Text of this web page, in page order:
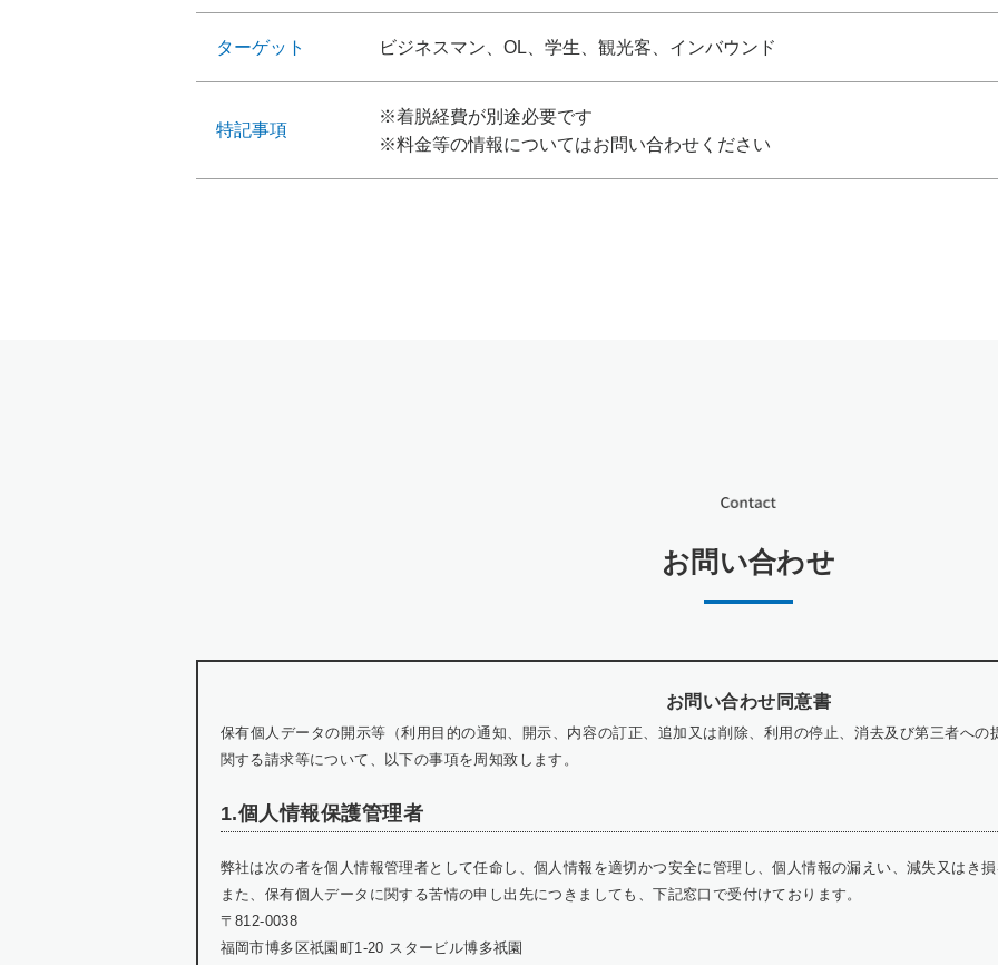
ターゲット ビジネスマン、OL、学生、観光客、インバウンド
特記事項
※着脱経費が別途必要です
※料金等の情報についてはお問い合わせください
お問い合わせ
お問い合わせ同意書
保有個人データの開示等（利用目的の通知、開示、内容の訂正、追加又は削除、利用の停止、消去及び第三者へ
関する請求等について、以下の事項を周知致します。
1.個人情報保護管理者
弊社は次の者を個人情報管理者として任命し、個人情報を適切かつ安全に管理し、個人情報の漏えい、減失又はき
また、保有個人データに関する苦情の申し出先につきましても、下記窓口で受付けております。
〒812-0038
福岡市博多区祇園町1-20 スタービル博多祇園